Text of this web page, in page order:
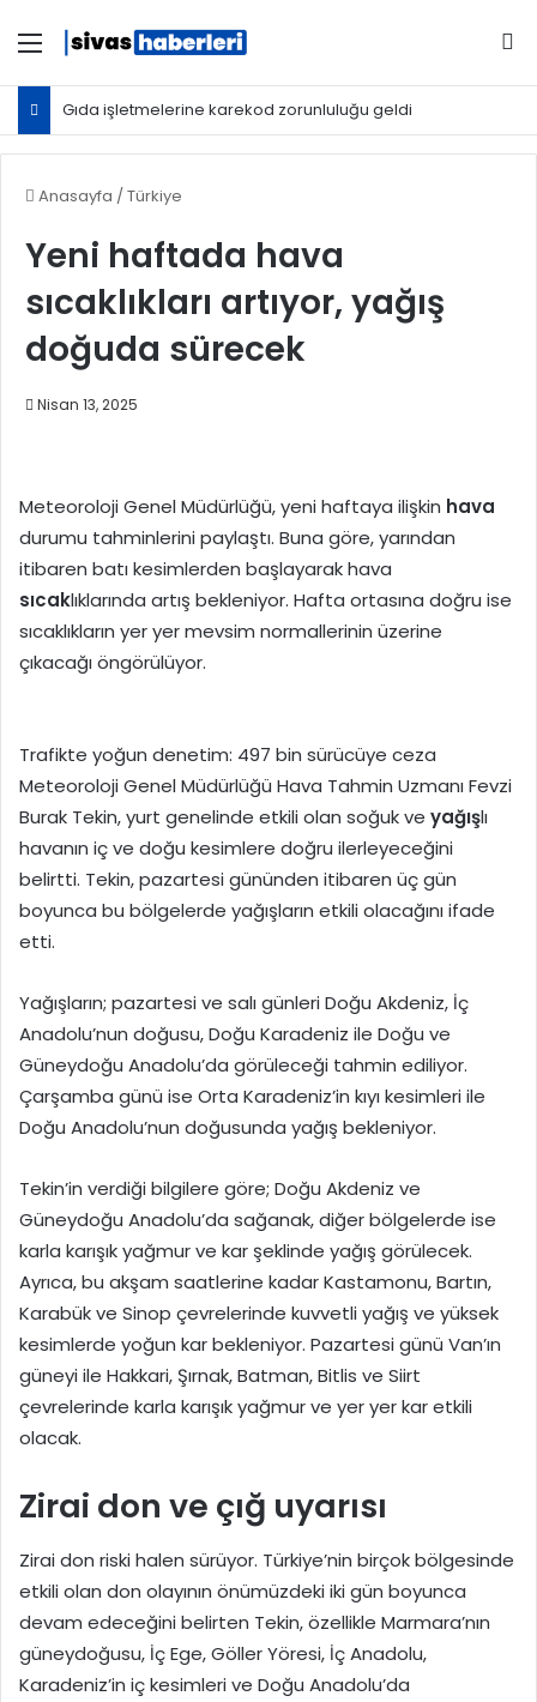
Menü
Gıda işletmelerine karekod zorunluluğu geldi
Anasayfa / Türkiye
Yeni haftada hava
sıcaklıkları artıyor, yağış
doğuda sürecek
Nisan 13, 2025
Meteoroloji Genel Müdürlüğü, yeni haftaya ilişkin hava
durumu tahminlerini paylaştı. Buna göre, yarından
itibaren batı kesimlerden başlayarak hava
sıcaklıklarında artış bekleniyor. Hafta ortasına doğru ise
sıcaklıkların yer yer mevsim normallerinin üzerine
çıkacağı öngörülüyor.
Trafikte yoğun denetim: 497 bin sürücüye ceza
Meteoroloji Genel Müdürlüğü Hava Tahmin Uzmanı Fevzi
Burak Tekin, yurt genelinde etkili olan soğuk ve yağışlı
havanın iç ve doğu kesimlere doğru ilerleyeceğini
belirtti. Tekin, pazartesi gününden itibaren üç gün
boyunca bu bölgelerde yağışların etkili olacağını ifade
etti.
Yağışların; pazartesi ve salı günleri Doğu Akdeniz, İç
Anadolu’nun doğusu, Doğu Karadeniz ile Doğu ve
Güneydoğu Anadolu’da görüleceği tahmin ediliyor.
Çarşamba günü ise Orta Karadeniz’in kıyı kesimleri ile
Doğu Anadolu’nun doğusunda yağış bekleniyor.
Tekin’in verdiği bilgilere göre; Doğu Akdeniz ve
Güneydoğu Anadolu’da sağanak, diğer bölgelerde ise
karla karışık yağmur ve kar şeklinde yağış görülecek.
Ayrıca, bu akşam saatlerine kadar Kastamonu, Bartın,
Karabük ve Sinop çevrelerinde kuvvetli yağış ve yüksek
kesimlerde yoğun kar bekleniyor. Pazartesi günü Van’ın
güneyi ile Hakkari, Şırnak, Batman, Bitlis ve Siirt
çevrelerinde karla karışık yağmur ve yer yer kar etkili
olacak.
Zirai don ve çığ uyarısı
Zirai don riski halen sürüyor. Türkiye’nin birçok bölgesinde
etkili olan don olayının önümüzdeki iki gün boyunca
devam edeceğini belirten Tekin, özellikle Marmara’nın
güneydoğusu, İç Ege, Göller Yöresi, İç Anadolu,
Karadeniz’in iç kesimleri ve Doğu Anadolu’da